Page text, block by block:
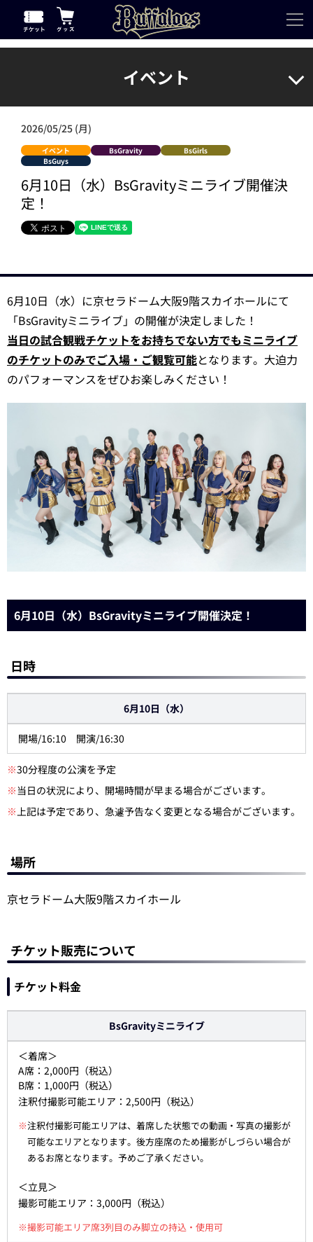
イベント
2026/05/25 (月)
イベント BsGravity
BsGirls
BsGuys
6月10日（水）BsGravityミニライブ開催決
定！
6月10日（水）に京セラドーム大阪9階スカイホールにて
「BsGravityミニライブ」の開催が決定しました！
当日の試合観戦チケットをお持ちでない方でもミニライブ
のチケットのみでご入場・ご観覧可能となります。大迫力
のパフォーマンスをぜひお楽しみください！
6月10日（水）BsGravityミニライブ開催決定！
日時
6月10日（水）
開場/16:10 開演/16:30
※30分程度の公演を予定
※ 当日の状況により、開場時間が早まる場合がございます。
※ 上記は予定であり、急遽予告なく変更となる場合がございます。
場所
京セラドーム大阪9階スカイホール
チケット販売について
チケット料金
BsGravityミニライブ
＜着席＞
A席：2,000円（税込）
B席：1,000円（税込）
注釈付撮影可能エリア：2,500円（税込）
※注釈付撮影可能エリアは、着席した状態での動画・写真の撮影が
可能なエリアとなります。後方座席のため撮影がしづらい場合が
あるお席となります。予めご了承ください。
＜立見＞
撮影可能エリア：3,000円（税込）
※撮影可能エリア席3列目のみ脚立の持込・使用可